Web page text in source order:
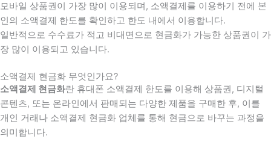
모바일 상품권이 가장 많이 이용되며, 소액결제를 이용하기 전에 본
인의 소액결제 한도를 확인하고 한도 내에서 이용합니다.
일반적으로 수수료가 적고 비대면으로 현금화가 가능한 상품권이 가
장 많이 이용되고 있습니다.
소액결제 현금화 무엇인가요?
소액결제 현금화란 휴대폰 소액결제 한도를 이용해 상품권, 디지털
콘텐츠, 또는 온라인에서 판매되는 다양한 제품을 구매한 후, 이를
개인 거래나 소액결제 현금화 업체를 통해 현금으로 바꾸는 과정을
의미합니다.